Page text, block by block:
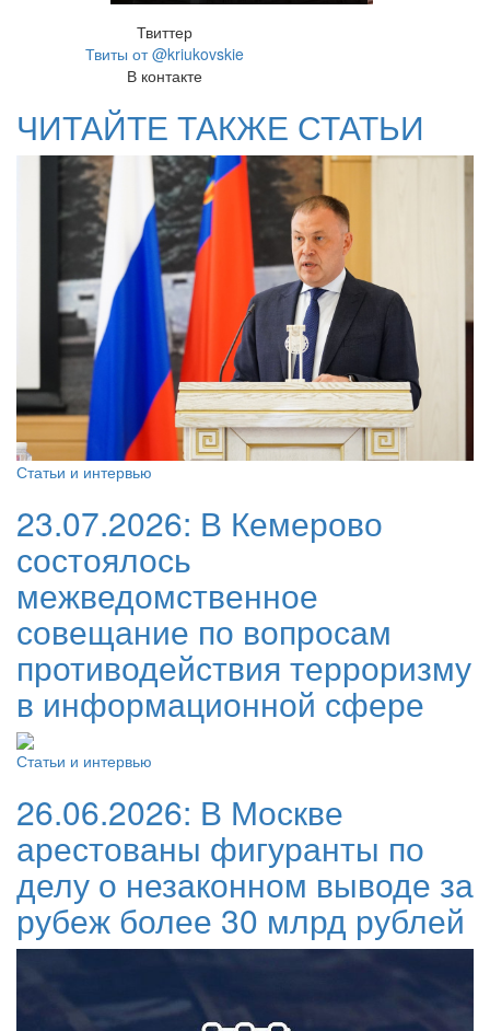
Твиттер
Твиты от @kriukovskie
В контакте
ЧИТАЙТЕ ТАКЖЕ СТАТЬИ
Статьи и интервью
23.07.2026: В Кемерово
состоялось
межведомственное
совещание по вопросам
противодействия терроризму
в информационной сфере
Статьи и интервью
26.06.2026: В Москве
арестованы фигуранты по
делу о незаконном выводе за
рубеж более 30 млрд рублей